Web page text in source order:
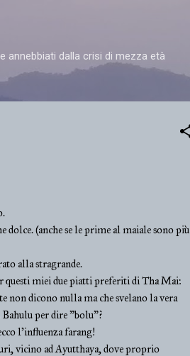
annebbiati dalla crisi di mezza età
(anche se le prime al maiale sono più
alla stragrande.
questi miei due piatti preferiti di Tha Mai:
non dicono nulla ma che svelano la vera
per dire "bolu"?
l'influenza farang!
vicino ad Ayutthaya, dove proprio